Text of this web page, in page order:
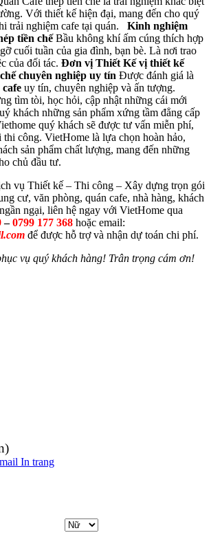
Với thiết kế hiện đại, mang đến cho quý
trải nghiệm cafe tại quán.
Kinh nghiệm
tiền chếBầu không khí ấm cúng thích hợp
cuối tuần của gia đình, bạn bè. Là nơi trao
của đối tác. Đơn vị Thiết Kế vị thiết kế
chuyên nghiệp uy tín Được đánh giá là
uy tín, chuyên nghiệp và ấn tượng.
tìm tòi, học hỏi, cập nhật những cái mới
khách những sản phẩm xứng tầm đẳng cấp
quý khách sẽ được tư vấn miễn phí,
công. VietHome là lựa chọn hoàn hảo,
sản phẩm chất lượng, mang đến những
chủ đầu tư.
vụ Thiết kế – Thi công – Xây dựng trọn gói
cư, văn phòng, quán cafe, nhà hàng, khách
ngại, liên hệ ngay với VietHome qua
–0799 177 368 hoặc email:
để được hỗ trợ và nhận dự toán chi phí.
vụ quý khách hàng! Trân trọng cám ơn!
In trang